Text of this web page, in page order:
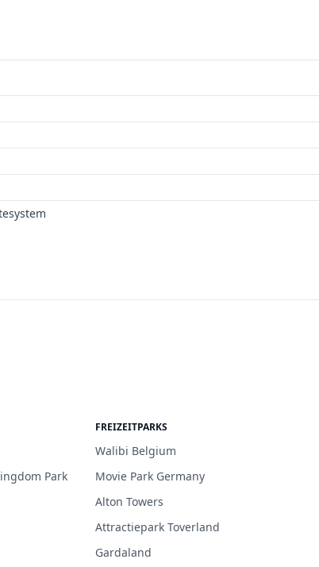
Park
FREIZEITPARKS
Walibi Belgium
Movie Park Germany
Alton Towers
Attractiepark Toverland
Gardaland